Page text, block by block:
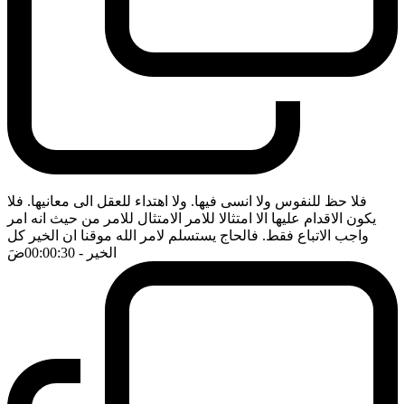
فلا حظ للنفوس ولا انسى فيها. ولا اهتداء للعقل الى معانيها. فلا
يكون الاقدام عليها الا امتثالا للامر الامتثال للامر من حيث انه امر
واجب الاتباع فقط. فالحاج يستسلم لامر الله موقنا ان الخير كل
الخير - 00:00:30 ضَ